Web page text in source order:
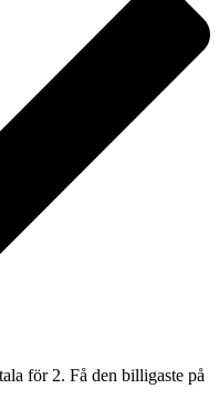
för 2. Få den billigaste på